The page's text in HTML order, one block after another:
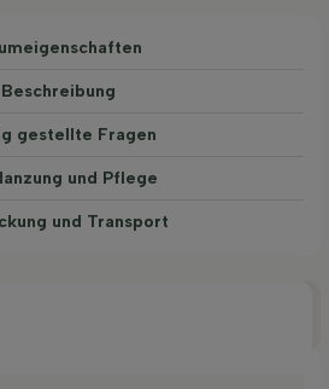
Beschreibung
gestellte Fragen
und Pflege
und Transport